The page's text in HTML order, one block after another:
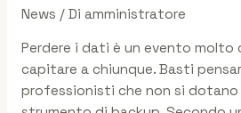
News / Di amministratore
Perdere i dati è un evento molto
capitare a chiunque. Basti
professionisti che non si dotano